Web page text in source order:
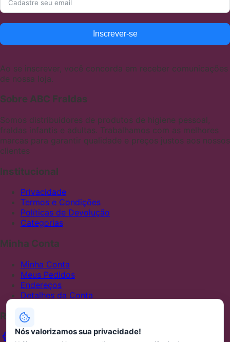
Inscrever-se
Ao se inscrever, você concorda em receber comunicações
de nossa loja.
Sobre ABC Fraldas
Somos distribuidores de produtos de higiene pessoal,
fraldas infantis e adultas. Trabalhamos com as melhores
marcas para garantir qualidade e preços justos aos nossos
clientes
Institucional
Privacidade
Termos e Condições
Políticas de Devolução
Categorias
Minha Conta
Minha Conta
Meus Pedidos
Endereços
Detalhes da Conta
Redes Sociais
Nós valorizamos sua privacidade!